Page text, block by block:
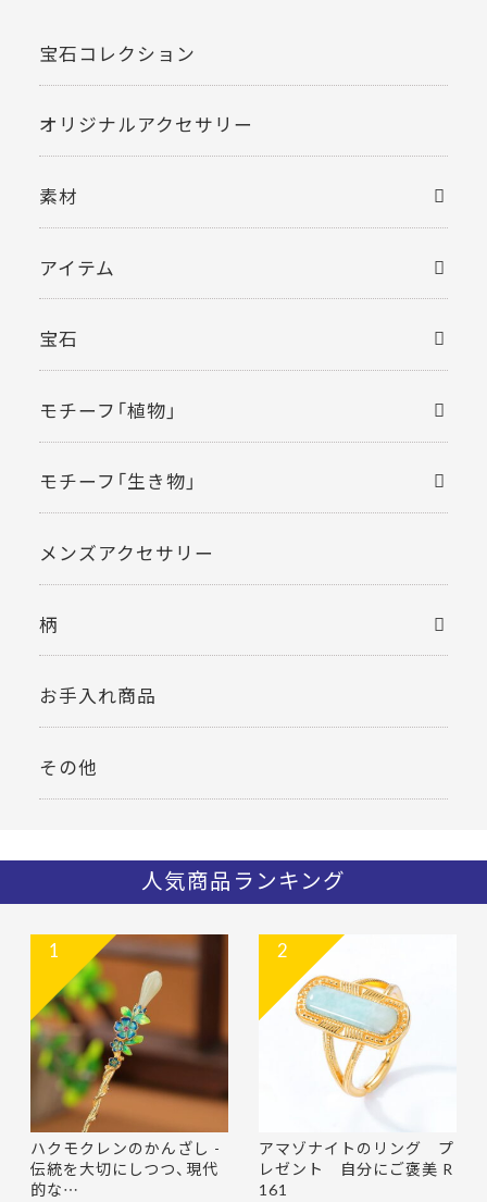
宝石コレクション
オリジナルアクセサリー
素材
アイテム
宝石
モチーフ「植物」
モチーフ「生き物」
メンズアクセサリー
柄
お手入れ商品
その他
人気商品ランキング
ハクモクレンのかんざし -
伝統を大切にしつつ、現代
的な…
1
アマゾナイトのリング プ
レゼント 自分にご褒美 R
161
2